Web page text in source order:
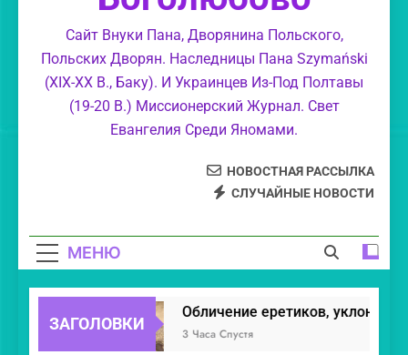
суемудрие.
Свет Православия.
Моя колыбель и Святое Православие.
Маргарит Духовный.
Сайт Внуки Пана, Дворянина Польского,
Польских Дворян. Наследницы Пана Szymański
(XIX-XX В., Баку). И Украинцев Из-Под Полтавы
(19-20 В.) Миссионерский Журнал. Свет
Евангелия Среди Яномами.
НОВОСТНАЯ РАССЫЛКА
СЛУЧАЙНЫЕ НОВОСТИ
МЕНЮ
ЗАГОЛОВКИ
Обличение еретиков,
3 Часа Спустя